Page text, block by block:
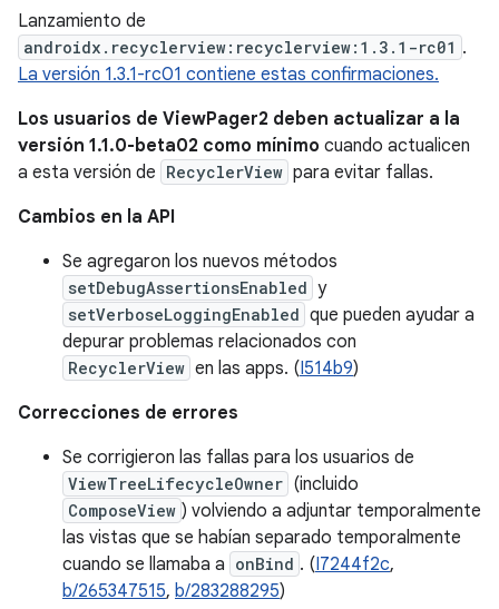
Lanzamiento de
androidx.recyclerview:recyclerview:1.3.1-rc01 .
La versión 1.3.1-rc01 contiene estas confirmaciones.
Los usuarios de ViewPager2 deben actualizar a la
versión 1.1.0-beta02 como mínimo cuando actualicen
a esta versión de RecyclerView para evitar fallas.
Cambios en la API
Se agregaron los nuevos métodos
setDebugAssertionsEnabled y
setVerboseLoggingEnabled que pueden ayudar a
depurar problemas relacionados con
RecyclerView en las apps. (I514b9)
Correcciones de errores
Se corrigieron las fallas para los usuarios de
ViewTreeLifecycleOwner (incluido
ComposeView ) volviendo a adjuntar temporalmente
las vistas que se habían separado temporalmente
cuando se llamaba a onBind . (I7244f2c,
b/265347515, b/283288295)